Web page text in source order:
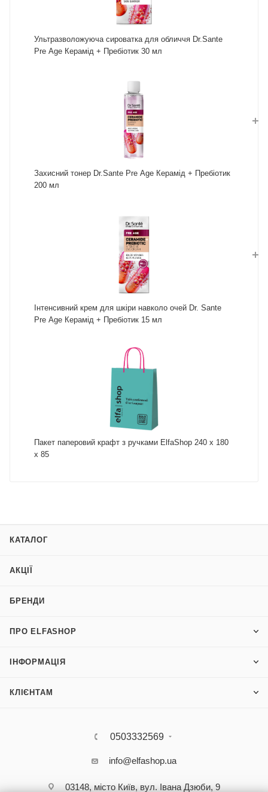
Ультразволожуюча сироватка для обличчя Dr.Sante
Pre Age Керамід + Пребіотик 30 мл
Захисний тонер Dr.Sante Pre Age Керамід + Пребіотик
200 мл
Інтенсивний крем для шкіри навколо очей Dr. Sante
Pre Age Керамід + Пребіотик 15 мл
Пакет паперовий крафт з ручками ElfaShop 240 х 180
х 85
КАТАЛОГ
АКЦІЇ
БРЕНДИ
ПРО ELFASHOP
ІНФОРМАЦІЯ
КЛІЄНТАМ
0503332569
info@elfashop.ua
03148, місто Київ, вул. Івана Дзюби, 9